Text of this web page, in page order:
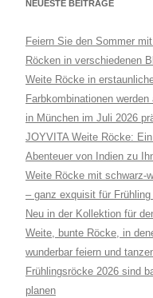
NEUESTE BEITRÄGE
Feiern Sie den Sommer
Röcken in verschiedenen
Weite Röcke in
Farbkombinationen
in München im Juli 2026
JOYVITA Weite Röcke:
Abenteuer von Indien zu
Weite Röcke mit schwarz-
– ganz exquisit für
Neu in der Kollektion für
Weite, bunte Röcke, in
wunderbar feiern und
Frühlingsröcke 2026 sind
planen